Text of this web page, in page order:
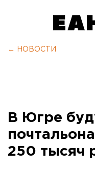
← НОВОСТИ
В Югре
250 тысяч